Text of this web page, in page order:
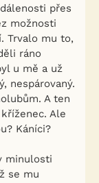
přes
možnosti
Trvalo mu to,
ráno
u mě a už
nespárovaný.
A ten
Ale
Káníci?
minulosti
se mu